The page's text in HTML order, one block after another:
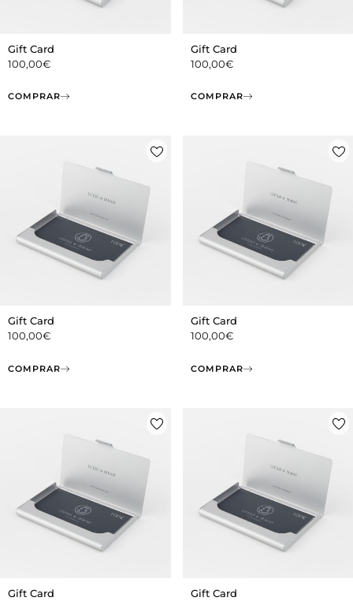
Gift Card
100,00€
COMPRAR
Gift Card
100,00€
COMPRAR
Gift Card
100,00€
COMPRAR
Gift Card
100,00€
COMPRAR
Gift Card Gift Card